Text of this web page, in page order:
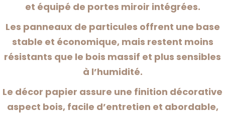
et équipé de portes miroir intégrées.
Les panneaux de particules offrent une base
stable et économique, mais restent moins
résistants que le bois massif et plus sensibles
à l’humidité.
Le décor papier assure une finition décorative
aspect bois, facile d’entretien et abordable,